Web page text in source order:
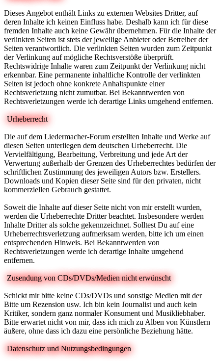
Dieses Angebot enthält Links zu externen Websites Dritter, auf
deren Inhalte ich keinen Einfluss habe. Deshalb kann ich für diese
fremden Inhalte auch keine Gewähr übernehmen. Für die Inhalte der
verlinkten Seiten ist stets der jeweilige Anbieter oder Betreiber der
Seiten verantwortlich. Die verlinkten Seiten wurden zum Zeitpunkt
der Verlinkung auf mögliche Rechtsverstöße überprüft.
Rechtswidrige Inhalte waren zum Zeitpunkt der Verlinkung nicht
erkennbar. Eine permanente inhaltliche Kontrolle der verlinkten
Seiten ist jedoch ohne konkrete Anhaltspunkte einer
Rechtsverletzung nicht zumutbar. Bei Bekanntwerden von
Rechtsverletzungen werde ich derartige Links umgehend entfernen.
Urheberrecht
Die auf dem Liedermacher-Forum erstellten Inhalte und Werke auf
diesen Seiten unterliegen dem deutschen Urheberrecht. Die
Vervielfältigung, Bearbeitung, Verbreitung und jede Art der
Verwertung außerhalb der Grenzen des Urheberrechtes bedürfen der
schriftlichen Zustimmung des jeweiligen Autors bzw. Erstellers.
Downloads und Kopien dieser Seite sind für den privaten, nicht
kommerziellen Gebrauch gestattet.
Soweit die Inhalte auf dieser Seite nicht von mir erstellt wurden,
werden die Urheberrechte Dritter beachtet. Insbesondere werden
Inhalte Dritter als solche gekennzeichnet. Solltest Du auf eine
Urheberrechtsverletzung aufmerksam werden, bitte ich um einen
entsprechenden Hinweis. Bei Bekanntwerden von
Rechtsverletzungen werde ich derartige Inhalte umgehend
entfernen.
Zusendung von CDs/DVDs/Medien nicht erwünscht
Schickt mir bitte keine CDs/DVDs und sonstige Medien mit der
Bitte um Rezension usw. Ich bin kein Journalist und auch kein
Kritiker, sondern ganz normaler Konsument und Musikliebhaber.
Bitte erwartet nicht von mir, dass ich mich zu Alben von Künstlern
äußere, ohne dass ich dazu eine persönliche Beziehung hätte.
Datenschutz und Nutzungsbedingungen